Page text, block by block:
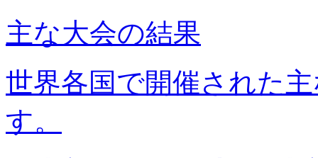
主な大会の結果
世界各国で開催された
す。